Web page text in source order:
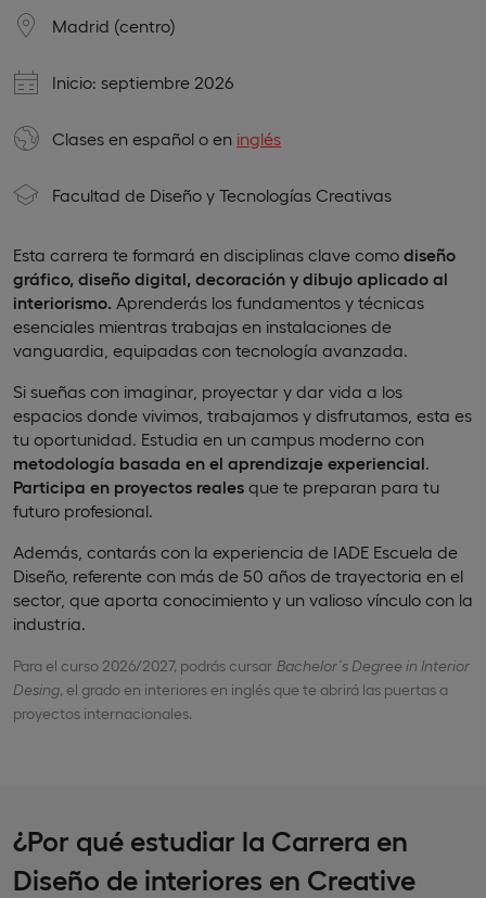
Madrid (centro)
Inicio: septiembre 2026
Clases en español o en inglés
Facultad de Diseño y Tecnologías Creativas
Esta carrera te formará en disciplinas clave como diseño
gráfico, diseño digital, decoración y dibujo aplicado al
interiorismo. Aprenderás los fundamentos y técnicas
esenciales mientras trabajas en instalaciones de
vanguardia, equipadas con tecnología avanzada.
Si sueñas con imaginar, proyectar y dar vida a los
espacios donde vivimos, trabajamos y disfrutamos, esta es
tu oportunidad. Estudia en un campus moderno con
metodología basada en el aprendizaje experiencial
Participa en proyectos reales que te preparan para tu
futuro profesional.
Además, contarás con la experiencia de IADE Escuela de
Diseño, referente con más de 50 años de trayectoria en el
sector, que aporta conocimiento y un valioso vínculo con la
industria.
Para el curso 2026/2027, podrás cursar Bachelor´s Degree in Interior
Desing, el grado en interiores en inglés que te abrirá las puertas a
proyectos internacionales.
¿Por qué estudiar la Carrera en
Diseño de interiores en Creative